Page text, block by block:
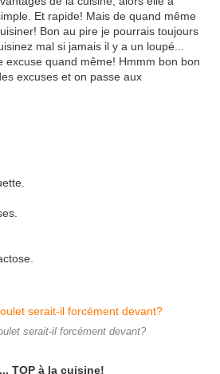
Et rapide! Mais de quand même
Bon au pire je pourrais toujours
mal si jamais il y a un loupé...
excuse quand même! Hmmm bon bon
excuses et on passe aux
serait-il forcément devant?
TOP à la cuisine!